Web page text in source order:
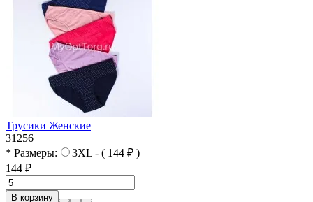
Трусики Женские
31256
* Размеры:
3XL - ( 144 ₽ )
144 ₽
В корзину